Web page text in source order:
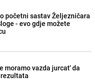
početni sastav Željezničara
- evo gdje možete
moramo vazda jurcat' da